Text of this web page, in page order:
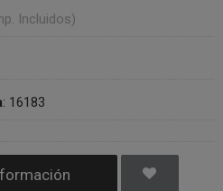
Incluidos)
: 16183